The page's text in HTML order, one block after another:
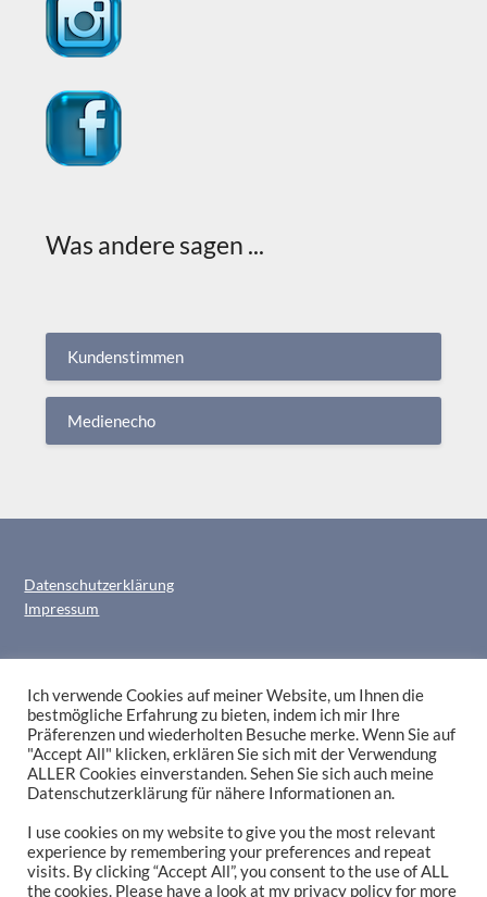
Was andere sagen ...
Kundenstimmen
Medienecho
Datenschutzerklärung
Impressum
DAS hier soll nicht das Ende sein?
Bleiben wir inKontakt!
Ich verwende Cookies auf meiner Website, um Ihnen die
bestmögliche Erfahrung zu bieten, indem ich mir Ihre
Präferenzen und wiederholten Besuche merke. Wenn Sie auf
"Accept All" klicken, erklären Sie sich mit der Verwendung
ALLER Cookies einverstanden. Sehen Sie sich auch meine
Datenschutzerklärung für nähere Informationen an.
I use cookies on my website to give you the most relevant
experience by remembering your preferences and repeat
visits. By clicking “Accept All”, you consent to the use of ALL
the cookies. Please have a look at my privacy policy for more